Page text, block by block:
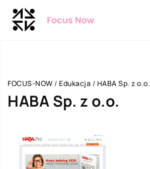
FOCUS-NOW / Edukacja / HABA Sp. z o.o.
HABA Sp. z o.o.